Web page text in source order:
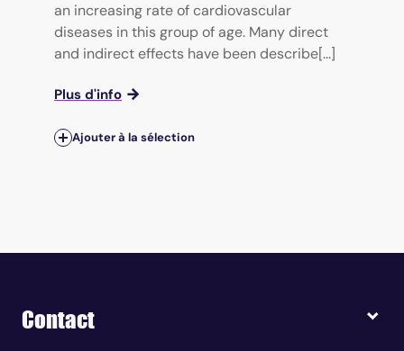
an increasing rate of cardiovascular
diseases in this group of age. Many direct
and indirect effects have been describe[...]
Plus d'info
Ajouter à la sélection
Contact